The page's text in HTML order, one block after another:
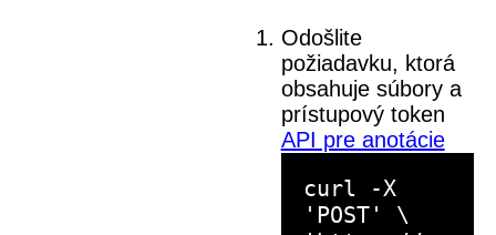
Odošlite
požiadavku, ktorá
obsahuje súbory a
prístupový token
API pre anotácie
curl -X
'POST' \